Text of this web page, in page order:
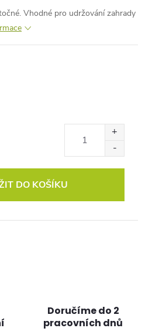
Vhodné pro udržování zahrady
DO KOŠÍKU
Doručíme do 2
pracovních dnů